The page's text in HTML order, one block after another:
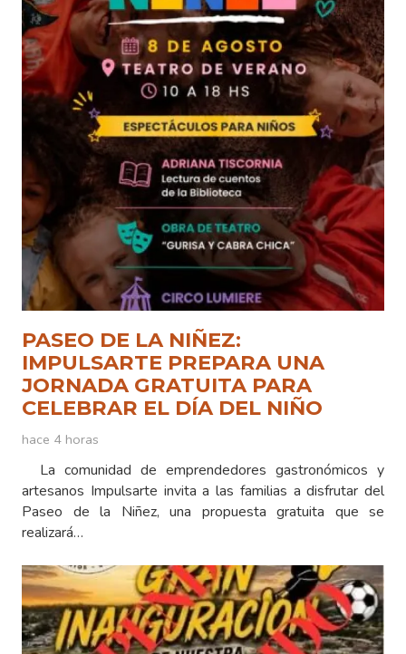
PASEO DE LA NIÑEZ:
IMPULSARTE PREPARA UNA
JORNADA GRATUITA PARA
CELEBRAR EL DÍA DEL NIÑO
hace 4 horas
La comunidad de emprendedores gastronómicos y
artesanos Impulsarte invita a las familias a disfrutar del
Paseo de la Niñez, una propuesta gratuita que se
realizará…